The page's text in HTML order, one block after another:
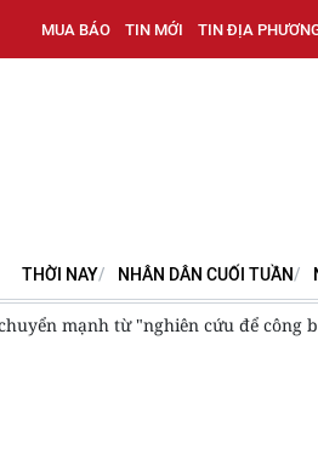
MUA BÁO TIN MỚI TIN ĐỊA
THỜI NAY NHÂN DÂN CUỐI TUẦN
mạnh từ "nghiên cứu để công